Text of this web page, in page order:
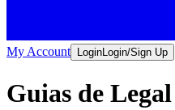
My Account LoginLogin/Sign Up
Guias de